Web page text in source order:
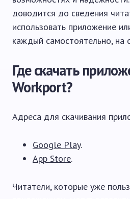
доводится до сведения
использовать приложение
каждый самостоятельно, на
Где скачать
Workport?
Адреса для скачивания
Google Play.
App Store.
Читатели, которые уже